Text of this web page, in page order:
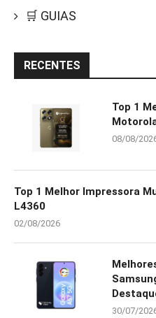
🛒 GUIAS
RECENTES
Top 1
08/08/
Top 1 Melhor Impressora
L4360
02/08/2026
30/07/